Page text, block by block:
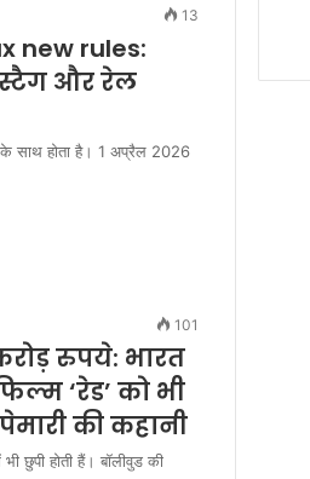
13
new rules:
और रेल
के साथ होता है। 1 अप्रैल 2026
101
रुपये: भारत
‘रेड’ को भी
की कहानी
भी छुपी होती हैं। बॉलीवुड की